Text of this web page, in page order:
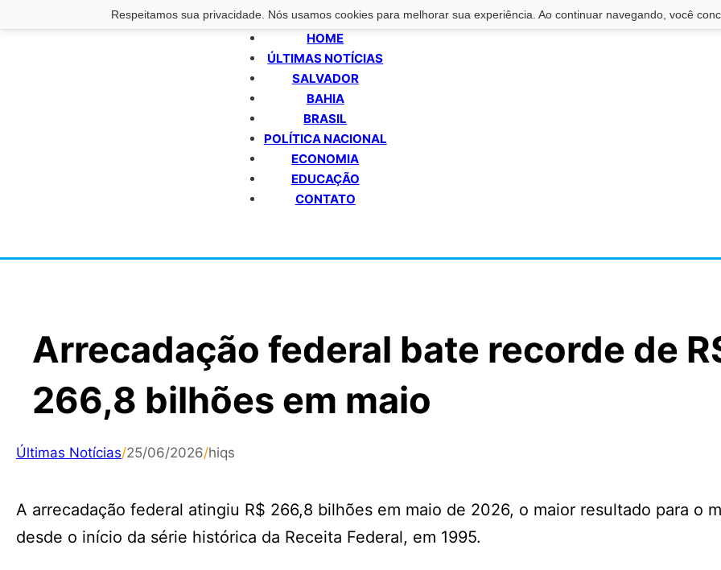
Respeitamos sua privacidade. Nós usamos cookies para melhorar sua experiência. Ao continuar navegando, você
HOME
ÚLTIMAS NOTÍCIAS
SALVADOR
BAHIA
BRASIL
POLÍTICA NACIONAL
ECONOMIA
EDUCAÇÃO
CONTATO
Arrecadação federal bate recorde de
266,8 bilhões em maio
Últimas Notícias/25/06/2026/hiqs
A arrecadação federal atingiu R$ 266,8 bilhões em maio de 2026, o maior resultado para o
desde o início da série histórica da Receita Federal, em 1995.